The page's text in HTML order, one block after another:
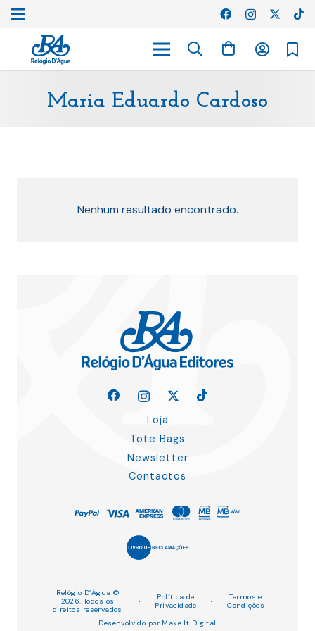
Maria Eduardo Cardoso
Nenhum resultado encontrado.
Loja
Tote Bags
Newsletter
Contactos
Relógio D’Água ©
2026. Todos os
direitos reservados
•
Política de
Privacidade
•
Termos e
Condições
Desenvolvido por Make It Digital